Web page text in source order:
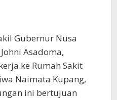
Gubernur Nusa
Asadoma,
ke Rumah Sakit
Naimata Kupang,
ini bertujuan